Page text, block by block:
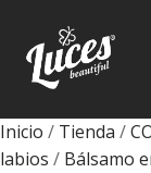
Inicio / Tienda /
labios / Bálsamo